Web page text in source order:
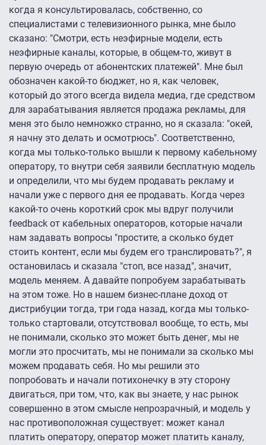
когда я консультировалась, собственно, со
специалистами с телевизионного рынка, мне было
сказано: "Смотри, есть неэфирные модели, есть
неэфирные каналы, которые, в общем-то, живут в
первую очередь от абонентских платежей". Мне был
обозначен какой-то бюджет, но я, как человек,
который до этого всегда видела медиа, где средством
для зарабатывания является продажа рекламы, для
меня это было немножко странно, но я сказала: "окей,
я начну это делать и осмотрюсь". Соответственно,
когда мы только-только вышли к первому кабельному
оператору, то внутри себя заявили бесплатную модель
и определили, что мы будем продавать рекламу и
начали уже с первого дня ее продавать. Когда через
какой-то очень короткий срок мы вдруг получили
feedback от кабельных операторов, которые начали
нам задавать вопросы "простите, а сколько будет
стоить контент, если мы будем его транслировать?", я
остановилась и сказала "стоп, все назад", значит,
модель меняем. А давайте попробуем зарабатывать
на этом тоже. Но в нашем бизнес-плане доход от
дистрибуции тогда, три года назад, когда мы только-
только стартовали, отсутствовал вообще, то есть, мы
не понимали, сколько это может быть денег, мы не
могли это просчитать, мы не понимали за сколько мы
можем продавать себя. Но мы решили это
попробовать и начали потихонечку в эту сторону
двигаться, при том, что, как вы знаете, у нас рынок
совершенно в этом смысле непрозрачный, и модель у
нас противоположная существует: может канал
платить оператору, оператор может платить каналу,